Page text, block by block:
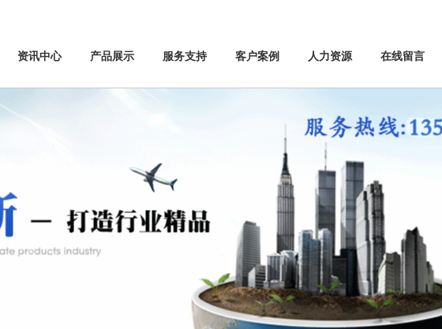
资讯中心 产品展示 服务支持 客户案例 人力资源 在线留言